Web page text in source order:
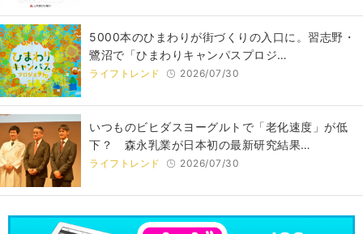
5000本のひまわりが街づくりの入口に。習志野・
鷺沼で「ひまわりキャンパスプロジ…
ライフトレンド 2026/07/30
いつものビヒダスヨーグルトで「老化速度」が低
下？ 森永乳業が日本初の最新研究結果…
ライフトレンド 2026/07/30